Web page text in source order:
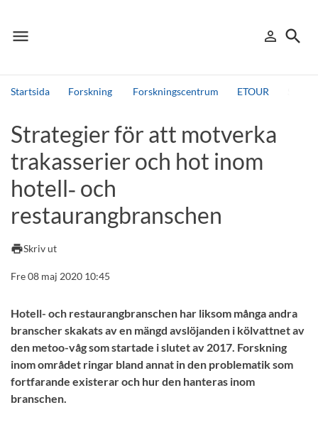
menu
Meny person_outline
Logga in
search
Sök
Startsida Forskning Forskningscentrum ETOUR
Andra söktjänster
Detta är vår testmiljö - endast testdata
Strategier för att motverka
trakasserier och hot inom
hotell‑ och
restaurangbranschen
printSkriv ut
Fre 08 maj 2020 10:45
Hotell- och restaurangbranschen har liksom många andra
branscher skakats av en mängd avslöjanden i kölvattnet av
den metoo-våg som startade i slutet av 2017. Forskning
inom området ringar bland annat in den problematik som
fortfarande existerar och hur den hanteras inom
branschen.